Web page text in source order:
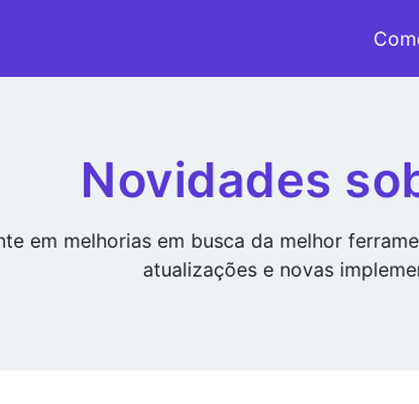
Novidades
em melhorias em busca da melhor
atualizações e novas